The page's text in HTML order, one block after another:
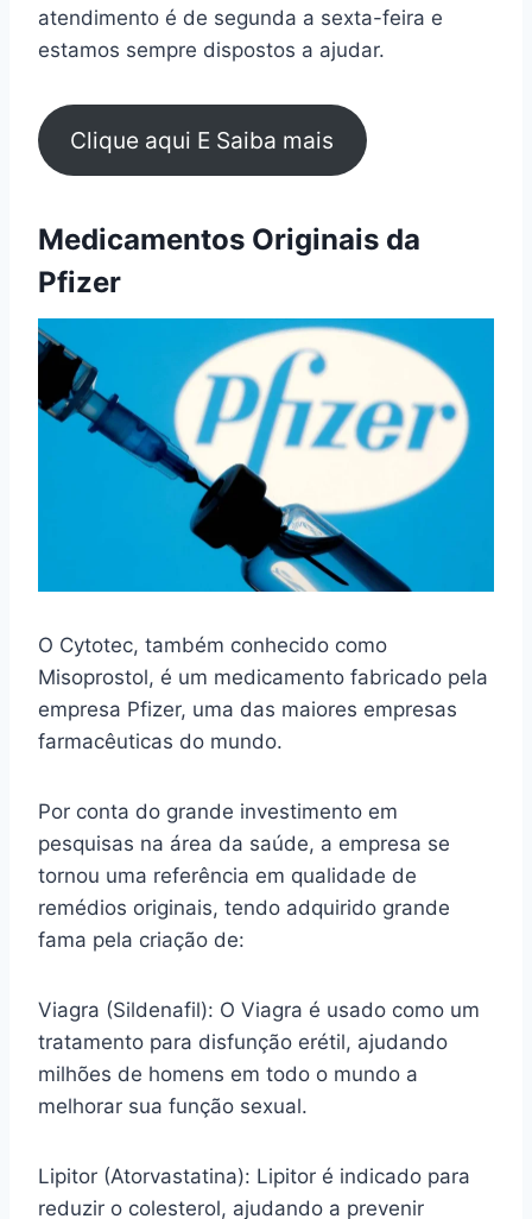
atendimento é de segunda a sexta-feira e
estamos sempre dispostos a ajudar.
Clique aqui E Saiba mais
Medicamentos Originais da
Pfizer
O Cytotec, também conhecido como
Misoprostol, é um medicamento fabricado pela
empresa Pfizer, uma das maiores empresas
farmacêuticas do mundo.
Por conta do grande investimento em
pesquisas na área da saúde, a empresa se
tornou uma referência em qualidade de
remédios originais, tendo adquirido grande
fama pela criação de:
Viagra (Sildenafil): O Viagra é usado como um
tratamento para disfunção erétil, ajudando
milhões de homens em todo o mundo a
melhorar sua função sexual.
Lipitor (Atorvastatina): Lipitor é indicado para
reduzir o colesterol, ajudando a prevenir